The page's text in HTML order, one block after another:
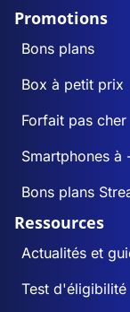
Promotions
Bons plans
Box à petit prix
Forfait pas cher
Smartphones à
Bons plans
Ressources
Actualités et
Test d'éligibilité